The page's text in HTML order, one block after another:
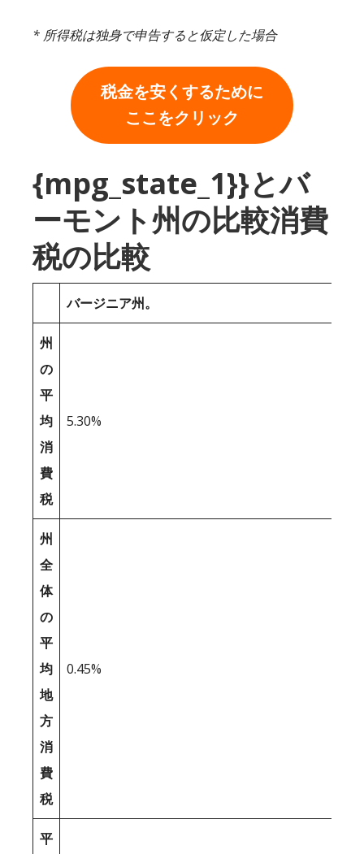
* 所得税は独身で申告すると仮定した場合
税金を安くするために
ここをクリック
{mpg_state_1}}とバ
ーモント州の比較消費
税の比較
バージニア州。
州
の
平
均
消
費
税
5.30%
州
全
体
の
平
均
地
方
消
費
税
0.45%
平